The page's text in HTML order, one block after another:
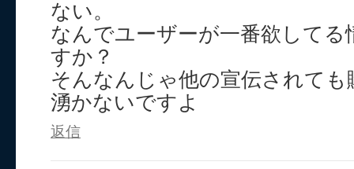
ない。
なんでユーザーが一番欲して
すか？
そんなんじゃ他の宣伝されても
湧かないですよ
返信